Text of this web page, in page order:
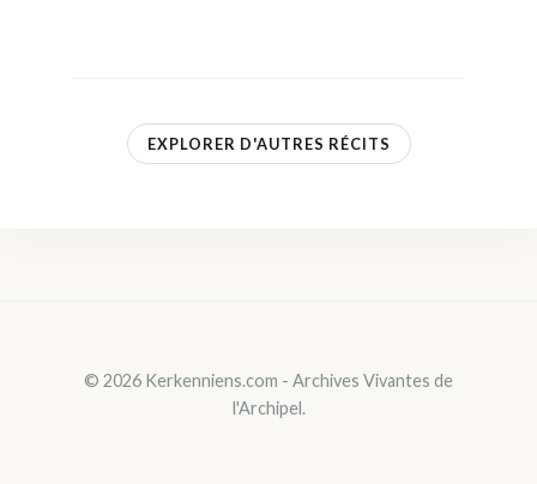
EXPLORER D'AUTRES RÉCITS
© 2026 Kerkenniens.com - Archives Vivantes de
l'Archipel.